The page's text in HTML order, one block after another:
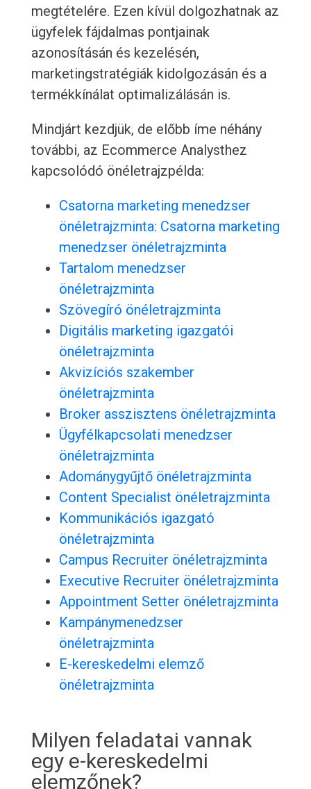
megtételére. Ezen kívül dolgozhatnak az
ügyfelek fájdalmas pontjainak
azonosításán és kezelésén,
marketingstratégiák kidolgozásán és a
termékkínálat optimalizálásán is.
Mindjárt kezdjük, de előbb íme néhány
további, az Ecommerce Analysthez
kapcsolódó önéletrajzpélda:
Csatorna marketing menedzser
önéletrajzminta: Csatorna marketing
menedzser önéletrajzminta
Tartalom menedzser
önéletrajzminta
Szövegíró önéletrajzminta
Digitális marketing igazgatói
önéletrajzminta
Akvizíciós szakember
önéletrajzminta
Broker asszisztens önéletrajzminta
Ügyfélkapcsolati menedzser
önéletrajzminta
Adománygyűjtő önéletrajzminta
Content Specialist önéletrajzminta
Kommunikációs igazgató
önéletrajzminta
Campus Recruiter önéletrajzminta
Executive Recruiter önéletrajzminta
Appointment Setter önéletrajzminta
Kampánymenedzser
önéletrajzminta
E-kereskedelmi elemző
önéletrajzminta
Milyen feladatai vannak
egy e-kereskedelmi
elemzőnek?